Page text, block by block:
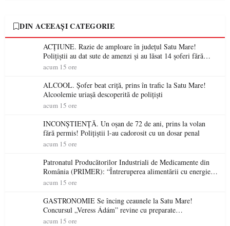
DIN ACEEAȘI CATEGORIE
ACȚIUNE. Razie de amploare în județul Satu Mare!
Polițiștii au dat sute de amenzi și au lăsat 14 șoferi fără
permis într-o singură zi
acum 15 ore
ALCOOL. Șofer beat criță, prins în trafic la Satu Mare!
Alcoolemie uriașă descoperită de polițiști
acum 15 ore
INCONȘTIENȚĂ. Un oșan de 72 de ani, prins la volan
fără permis! Polițiștii l-au cadorosit cu un dosar penal
acum 15 ore
Patronatul Producătorilor Industriali de Medicamente din
România (PRIMER): “Întreruperea alimentării cu energie
electrică a fabricilor de medicamente va pune în pericol
acum 15 ore
GASTRONOMIE Se încing ceaunele la Satu Mare!
Concursul „Veress Ádám” revine cu preparate
spectaculoase, premii și un jurat de renume
acum 15 ore